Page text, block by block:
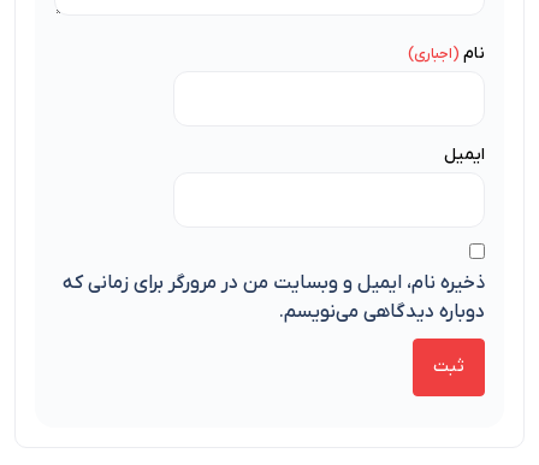
نام
ایمیل
ذخیره نام، ایمیل و وبسایت من در مرورگر برای زمانی که
دوباره دیدگاهی می‌نویسم.